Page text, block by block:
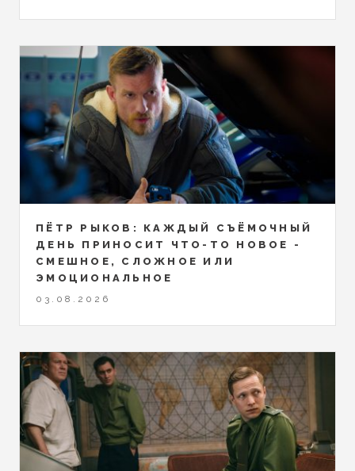
ПЁТР РЫКОВ: КАЖДЫЙ СЪЁМОЧНЫЙ
ДЕНЬ ПРИНОСИТ ЧТО-ТО НОВОЕ -
СМЕШНОЕ, СЛОЖНОЕ ИЛИ
ЭМОЦИОНАЛЬНОЕ
03.08.2026